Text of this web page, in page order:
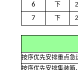
6 下
7 下
按序优先安排重点急
按序优先安排集装